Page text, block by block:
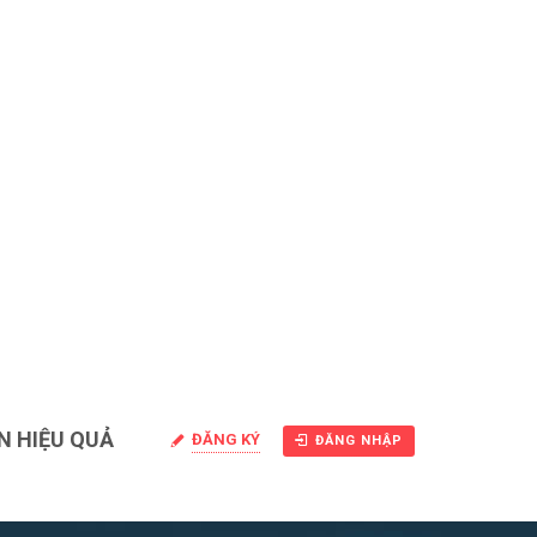
HIỆU QUẢ ĐĂNG KÝ ĐĂNG NHẬP